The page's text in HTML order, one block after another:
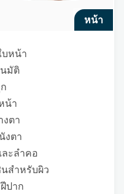
หน้า
บหน้า
มัติ
น้า
งตา
งตา
ะลำคอ
สำหรับผิว
ปาก